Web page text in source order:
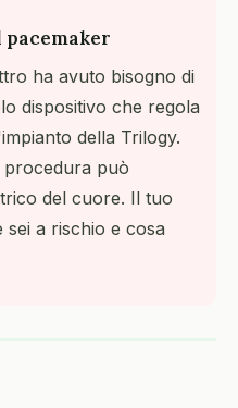
pacemaker
ha avuto bisogno di
dispositivo che regola
della Trilogy.
procedura può
del cuore. Il tuo
sei a rischio e cosa